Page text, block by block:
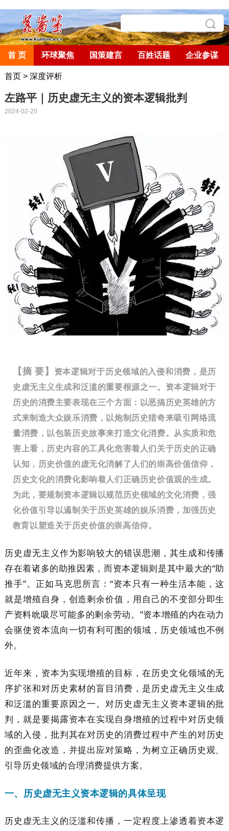
首 页 环球聚焦 国策建言 百姓话题 企业参谋
首页> 深度评析
左路平｜历史虚无主义的资本逻辑批判
2024-02-20
【摘 要】
资本逻辑对于历史领域的入侵和消费，是历
史虚无主义生成和泛滥的重要根源之一。资本逻辑对于
历史的消费主要表现在三个方面：以恶搞历史英雄的方
式来制造大众娱乐消费，以炮制历史猎奇来吸引网络流
量消费，以包装历史故事来打造文化消费。从实质和危
害上看，历史内容的工具化危害着人们关于历史的正确
认知，历史价值的虚无化消解了人们的崇高价值信仰，
历史文化的消费化影响着人们正确历史价值观的生成。
为此，要规制资本逻辑以规范历史领域的文化消费，强
化价值引导以遏制关于历史英雄的娱乐消费，加强历史
教育以塑造关于历史价值的崇高信仰。
历史虚无主义作为影响较大的错误思潮，其生成和传播
存在着诸多的助推因素，而资本逻辑则是其中最大的“助
推手”。正如马克思所言：“资本只有一种生活本能，这
就是增殖自身，创造剩余价值，用自己的不变部分即生
产资料吮吸尽可能多的剩余劳动。”资本增殖的内在动力
会驱使资本流向一切有利可图的领域，历史领域也不例
外。
近年来，资本为实现增殖的目标，在历史文化领域的无
序扩张和对历史素材的盲目消费，是历史虚无主义生成
和泛滥的重要原因之一。对历史虚无主义资本逻辑的批
判，就是要揭露资本在实现自身增殖的过程中对历史领
域的入侵，批判其在对历史的消费过程中产生的对历史
的歪曲化改造，并提出应对策略，为树立正确历史观、
引导历史领域的合理消费提供方案。
一、历史虚无主义资本逻辑的具体呈现
历史虚无主义的泛滥和传播，一定程度上渗透着资本逻